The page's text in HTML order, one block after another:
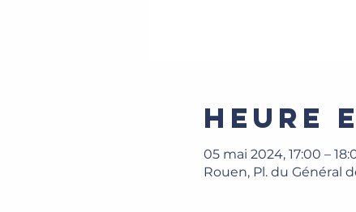
Heure
05 mai 2024, 17:00 –
Rouen, Pl. du Général